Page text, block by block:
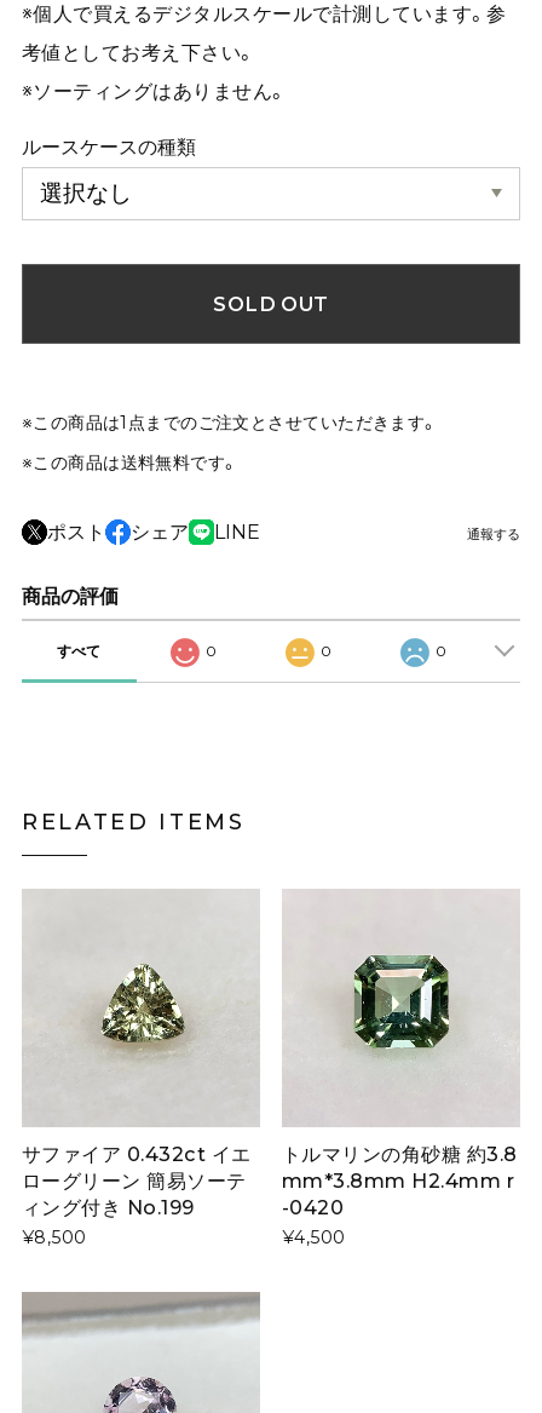
※個人で買えるデジタルスケールで計測しています。参
考値としてお考え下さい。
※ソーティングはありません。
ルースケースの種類
SOLD OUT
※この商品は1点までのご注文とさせていただきます。
※この商品は送料無料です。
ポスト シェア LINE 通報する
商品の評価
すべて 0 0 0
RELATED ITEMS
サファイア 0.432ct イエ
ローグリーン 簡易ソーテ
ィング付き No.199
¥8,500
トルマリンの角砂糖 約3.8
mm*3.8mm H2.4mm r
-0420
¥4,500